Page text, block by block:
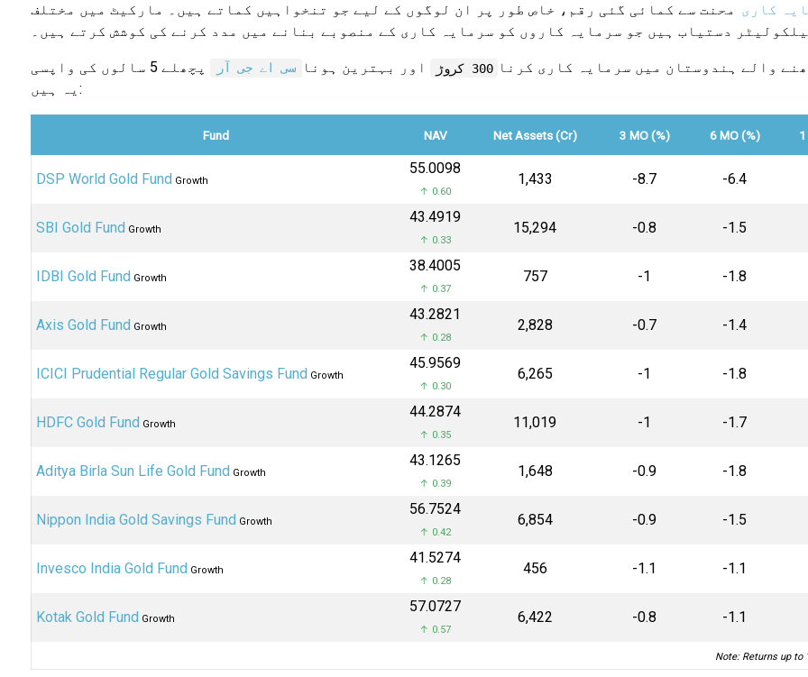
کاری محنت سے کمائی گئی رقم، خاص طور پر ان لوگوں کے لیے جو تنخواہیں کماتے ہیں۔ مارکیٹ میں مختلف SIP
دستیاب ہیں جو سرمایہ کاروں کو سرمایہ کاری کے منصوبے بنانے میں مدد کرنے کی کوشش کرتے ہیں۔
والے ہندوستان میں سرمایہ کاری کرنا 300 کروڑ اور بہترین ہونا سی اے جی آر
پچھلے 5 سالوں کی واپسی
یہ ہیں:
Fund NAV Net Assets (Cr) 3 MO (%) 6 MO (%)
DSP World Gold Fund Growth
₹55.0098
↑ 0.60
₹1,433 -8.7 -6.4
SBI Gold Fund Growth
₹43.4919
↑ 0.33
₹15,294 -0.8 -1.5
IDBI Gold Fund Growth
₹38.4005
↑ 0.37
₹757 -1 -1.8
Axis Gold Fund Growth
₹43.2821
↑ 0.28
₹2,828 -0.7 -1.4
ICICI Prudential Regular Gold Savings Fund Growth
₹45.9569
↑ 0.30
₹6,265 -1 -1.8
HDFC Gold Fund Growth
₹44.2874
↑ 0.35
₹11,019 -1 -1.7
Aditya Birla Sun Life Gold Fund Growth
₹43.1265
↑ 0.39
₹1,648 -0.9 -1.8
Nippon India Gold Savings Fund Growth
₹56.7524
↑ 0.42
₹6,854 -0.9 -1.5
Invesco India Gold Fund Growth
₹41.5274
↑ 0.28
₹456 -1.1 -1.1
Kotak Gold Fund Growth
₹57.0727
↑ 0.57
₹6,422 -0.8 -1.1
Note: Returns up to